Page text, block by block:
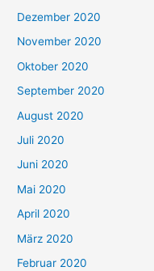
Dezember 2020
November 2020
Oktober 2020
September 2020
August 2020
Juli 2020
Juni 2020
Mai 2020
April 2020
März 2020
Februar 2020